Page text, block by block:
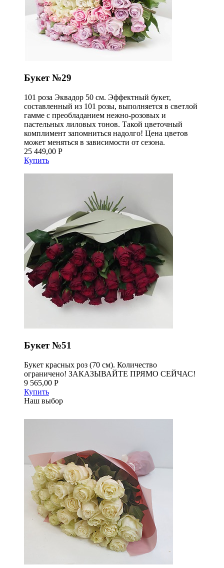
Букет №29
101 роза Эквадор 50 см. Эффектный букет,
составленный из 101 розы, выполняется в светлой
гамме с преобладанием нежно-розовых и
пастельных лиловых тонов. Такой цветочный
комплимент запомниться надолго! Цена цветов
может меняться в зависимости от сезона.
25 449,00 Р
Купить
Букет №51
Букет красных роз (70 см). Количество
ограничено! ЗАКАЗЫВАЙТЕ ПРЯМО СЕЙЧАС!
9 565,00 Р
Купить
Наш выбор